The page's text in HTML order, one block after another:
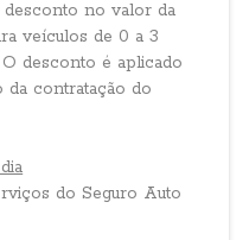
desconto no valor da
veículos de 0 a 3
desconto é aplicado
da contratação do
do Seguro Auto